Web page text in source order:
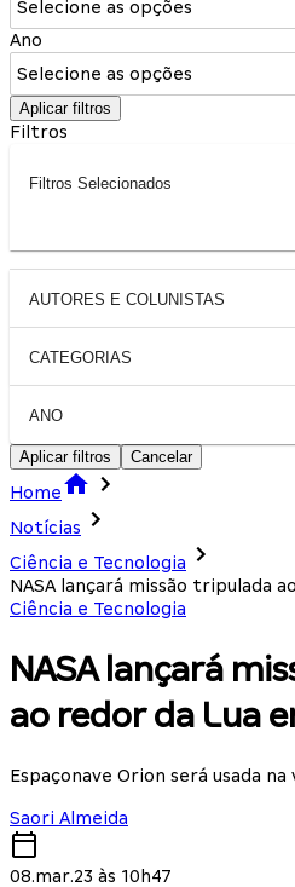
Selecione as opções
Ano
Selecione as opções
Aplicar filtros
Filtros
Filtros Selecionados
AUTORES E COLUNISTAS
CATEGORIAS
ANO
Aplicar filtros Cancelar
Home
Notícias
Ciência e Tecnologia
NASA lançará missão tripulada
Ciência e Tecnologia
NASA lançará
ao redor da Lua
Espaçonave Orion será usada
Saori Almeida
08.mar.23 às 10h47